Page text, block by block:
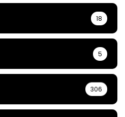
18
5
306